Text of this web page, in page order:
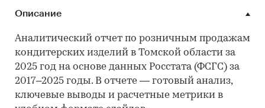
Описание
Аналитический отчет по розничным продажам
кондитерских изделий в Томской области за
2025 год на основе данных Росстата (ФСГС) за
2017–2025 годы. В отчете — готовый анализ,
ключевые выводы и расчетные метрики в